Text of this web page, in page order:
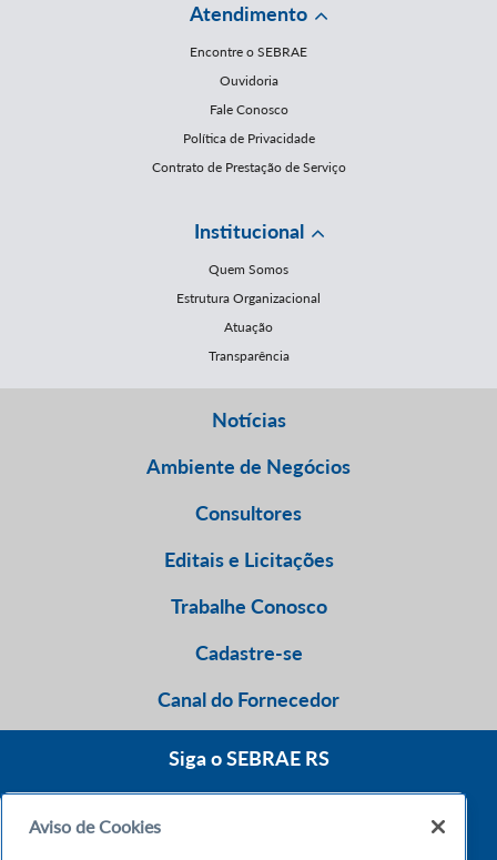
Atendimento
Encontre o SEBRAE
Ouvidoria
Fale Conosco
Política de Privacidade
Contrato de Prestação de Serviço
Institucional
Quem Somos
Estrutura Organizacional
Atuação
Transparência
Notícias
Ambiente de Negócios
Consultores
Editais e Licitações
Trabalhe Conosco
Cadastre-se
Canal do Fornecedor
Siga o SEBRAE RS
Aviso de Cookies